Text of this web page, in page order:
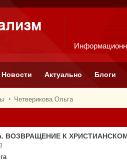
Новости Актуально Блоги
Четверикова Ольга
ВОЗВРАЩЕНИЕ К